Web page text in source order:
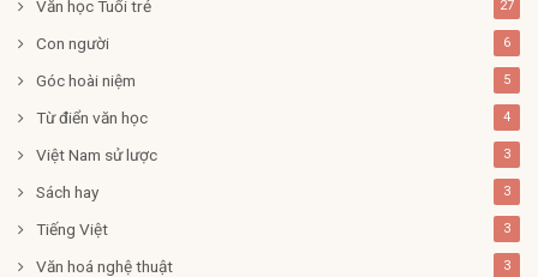
Văn học Tuổi trẻ 27
Con người 6
Góc hoài niệm 5
Từ điển văn học 4
Việt Nam sử lược 3
Sách hay 3
Tiếng Việt 3
Văn hoá nghệ thuật 3